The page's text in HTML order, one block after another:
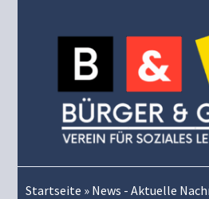
Startseite » News - Aktuelle